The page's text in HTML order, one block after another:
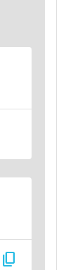
content_copy